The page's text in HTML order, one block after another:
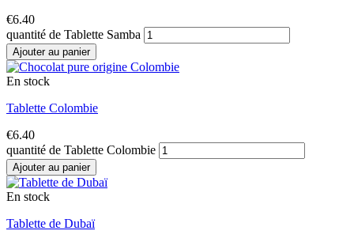
€6.40
quantité de Tablette Samba
Ajouter au panier
En stock
Tablette Colombie
€6.40
quantité de Tablette Colombie
Ajouter au panier
En stock
Tablette de Dubaï